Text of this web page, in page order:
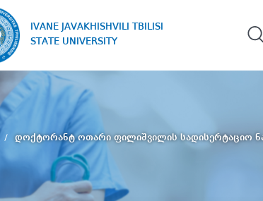
IVANE JAVAKHISHVILI TBILISI
STATE UNIVERSITY
დოქტორანტ ოთარი ფილიშვილის სადისერტაციო